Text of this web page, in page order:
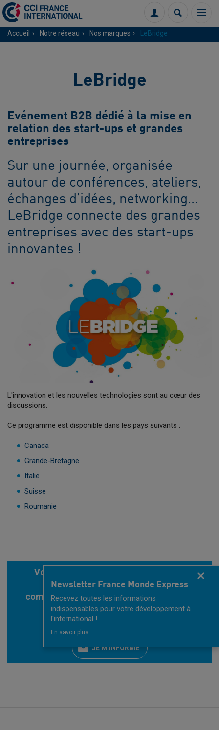
Menu
Connexion
Accueil Notre réseau Nos marques LeBridge
LeBridge
Evénement B2B dédié à la mise en
relation des start-ups et grandes
entreprises
Sur une journée, organisée
autour de conférences, ateliers,
échanges d’idées, networking…
LeBridge connecte des grandes
entreprises avec des start-ups
innovantes !
L'innovation et les nouvelles technologies sont au cœur des
discussions.
Ce programme est disponible dans les pays suivants :
Canada
Grande-Bretagne
Italie
Suisse
Roumanie
Vous avez un projet à l'international ?
Vous souhaitez des informations
complémentaires sur un marché que vous
ciblez ?
N'hésitez pas à nous en dire plus !
JE M'INFORME
Newsletter France Monde Express
Recevez toutes les informations
indispensables pour votre développement à
l'international !
En savoir plus